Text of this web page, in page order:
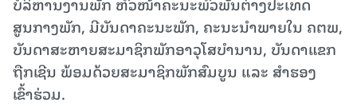
ສູນກາງພັກ, ມີບັນດາຄະນະພັກ, ຄະນະນໍາພາຍໃນ ຄຕພ,
ບັນດາສະຫາຍສະມາຊິກພັກອາວຸໂສບໍານານ, ບັນດາແຂກ
ຖືກເຊີນ ພ້ອມດ້ວຍສະມາຊິກພັກສົມບູນ ແລະ ສໍາຮອງ
ເຂົ້າຮ່ວມ.